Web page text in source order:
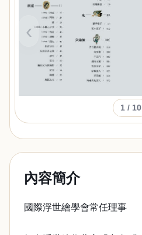
‹
1 / 10
內容簡介
國際浮世繪學會常任理事